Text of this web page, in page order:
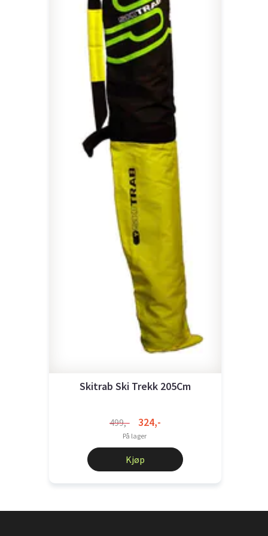
Skitrab Ski Trekk 205Cm
499,- 324,-
På lager
Kjøp